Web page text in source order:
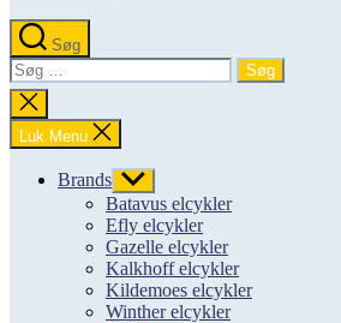
Søg
Søg
efter:
Luk
søgning
Luk Menu
Brands Vis
undermenu
Batavus elcykler
Efly elcykler
Gazelle elcykler
Kalkhoff elcykler
Kildemoes elcykler
Winther elcykler